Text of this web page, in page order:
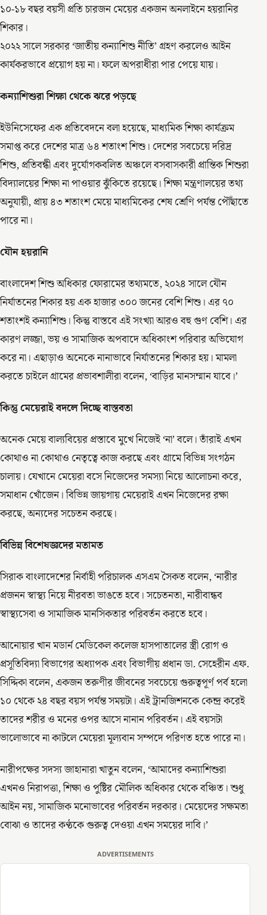
১০-১৮ বছর বয়সী প্রতি চারজন মেয়ের একজন অনলাইনে হয়রানির
শিকার।
২০২২ সালে সরকার ‘জাতীয় কন্যাশিশু নীতি’ গ্রহণ করলেও আইন
কার্যকরভাবে প্রয়োগ হয় না। ফলে অপরাধীরা পার পেয়ে যায়।
কন্যাশিশুরাশিক্ষা থেকে ঝরে পড়ছে
ইউনিসেফের এক প্রতিবেদনে বলা হয়েছে, মাধ্যমিক শিক্ষা কার্যক্রম
সমাপ্ত করে দেশের মাত্র ৬৪ শতাংশ শিশু। দেশের সবচেয়ে দরিদ্র
শিশু, প্রতিবন্ধী এবং দুর্যোগকবলিত অঞ্চলে বসবাসকারী প্রান্তিক শিশুরা
বিদ্যালয়ের শিক্ষা না পাওয়ার ঝুঁকিতে রয়েছে। শিক্ষা মন্ত্রণালয়ের তথ্য
অনুযায়ী, প্রায় ৪৩ শতাংশ মেয়ে মাধ্যমিকের শেষ শ্রেণি পর্যন্ত পৌঁছাতে
পারে না।
যৌন হয়রানি
বাংলাদেশ শিশু অধিকার ফোরামের তথ্যমতে, ২০২৪ সালে যৌন
নির্যাতনের শিকার হয় এক হাজার ৩০০ জনের বেশি শিশু। এর ৭০
শতাংশই কন্যাশিশু। কিন্তু বাস্তবে এই সংখ্যা আরও বহু গুণ বেশি। এর
কারণ লজ্জা, ভয় ও সামাজিক অপবাদে অধিকাংশ পরিবার অভিযোগ
করে না। এছাড়াও অনেকে নানাভাবে নির্যাতনের শিকার হয়। মামলা
করতে চাইলে গ্রামের প্রভাবশালীরা বলেন, ‘বাড়ির মানসম্মান যাবে।’
কিন্তু মেয়েরাই বদলে দিচ্ছে বাস্তবতা
অনেক মেয়ে বাল্যবিয়ের প্রস্তাবে মুখে নিজেই ‘না’ বলে। তাঁরাই এখন
কোথাও না কোথাও নেতৃত্বে কাজ করছে এবং গ্রামে বিভিন্ন সংগঠন
চালায়। যেখানে মেয়েরা বসে নিজেদের সমস্যা নিয়ে আলোচনা করে,
সমাধান খোঁজেন। বিভিন্ন জায়গায় মেয়েরাই এখন নিজেদের রক্ষা
করছে, অন্যদের সচেতন করছে।
বিভিন্নবিশেষজ্ঞদের মতামত
সিরাক বাংলাদেশের নির্বাহী পরিচালক এসএম সৈকত বলেন, ‘নারীর
প্রজনন স্বাস্থ্য নিয়ে নীরবতা ভাঙতে হবে। সচেতনতা, নারীবান্ধব
স্বাস্থ্যসেবা ও সামাজিক মানসিকতার পরিবর্তন করতে হবে।
আনোয়ার খান মডার্ন মেডিকেল কলেজ হাসপাতালের স্ত্রী রোগ ও
প্রসূতিবিদ্যা বিভাগের অধ্যাপক এবং বিভাগীয় প্রধান ডা. সেহেরীন এফ.
সিদ্দিকা বলেন, একজন তরুণীর জীবনের সবচেয়ে গুরুত্বপূর্ণ পর্ব হলো
১০ থেকে ২৪ বছর বয়স পর্যন্ত সময়টা। এই ট্রানজিশনকে কেন্দ্র করেই
তাদের শরীর ও মনের ওপর আসে নানান পরিবর্তন। এই বয়সটা
ভালোভাবে না কাটলে মেয়েরা মূল্যবান সম্পদে পরিণত হতে পারে না।
নারীপক্ষের সদস্য জাহানারা খাতুন বলেন, ‘আমাদের কন্যাশিশুরা
এখনও নিরাপত্তা, শিক্ষা ও পুষ্টির মৌলিক অধিকার থেকে বঞ্চিত। শুধু
আইন নয়, সামাজিক মনোভাবের পরিবর্তন দরকার। মেয়েদের সক্ষমতা
বোঝা ও তাদের কণ্ঠকে গুরুত্ব দেওয়া এখন সময়ের দাবি।’
ADVERTISEMENTS